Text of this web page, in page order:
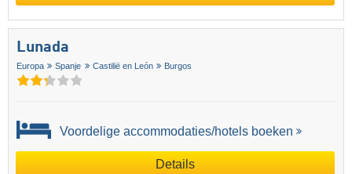
Lunada
Europa Spanje Castilië en León Burgos
Voordelige accommodaties/hotels boeken
Details